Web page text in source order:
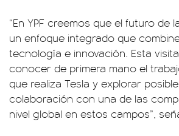
“En YPF creemos que el futuro de
un enfoque integrado que
tecnología e innovación. Esta
conocer de primera mano el
que realiza Tesla y explorar
colaboración con una de las
nivel global en estos campos”,